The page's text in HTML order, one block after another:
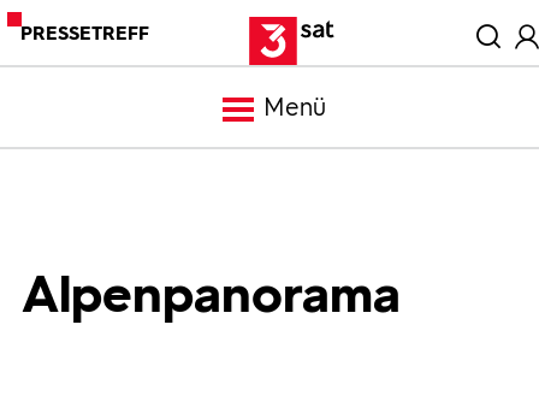
PRESSETREFF
Menü
Alpenpanorama